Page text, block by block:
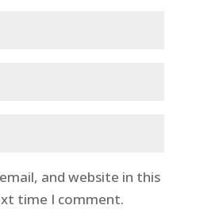
and website in this
time I comment.